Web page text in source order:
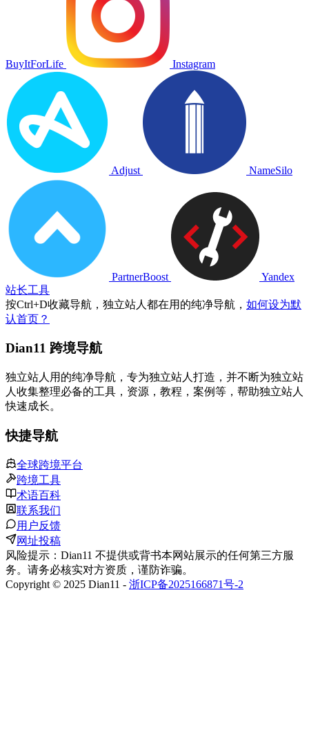
BuyItForLife Instagram
Adjust NameSilo
PartnerBoost
Yandex
站长工具
按Ctrl+D收藏导航，独立站人都在用的纯净导航， 如何设为默
认首页？
Dian11 跨境导航
独立站人用的纯净导航，专为独立站人打造，并不断为独立站
人收集整理必备的工具，资源，教程，案例等，帮助独立站人
快速成长。
快捷导航
全球跨境平台
跨境工具
术语百科
联系我们
用户反馈
网址投稿
风险提示：Dian11 不提供或背书本网站展示的任何第三方服
务。请务必核实对方资质，谨防诈骗。
Copyright © 2025 Dian11 - 浙ICP备2025166871号-2